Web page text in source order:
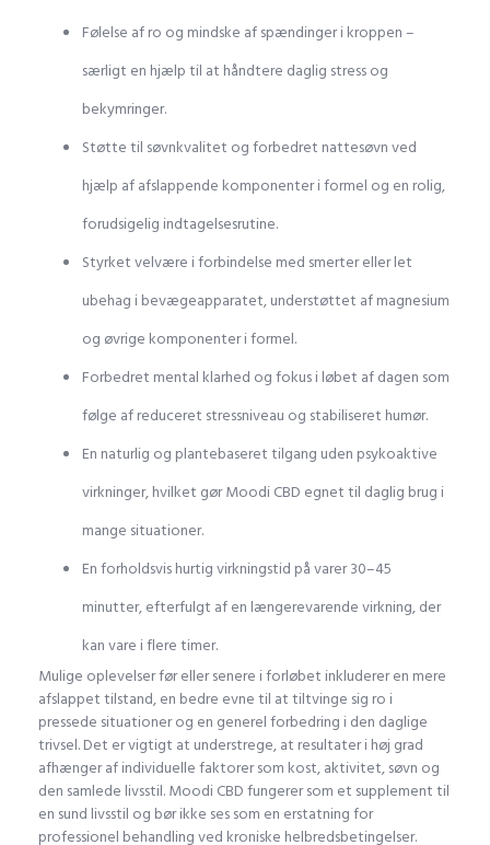
Følelse af ro og mindske af spændinger i kroppen –
særligt en hjælp til at håndtere daglig stress og
bekymringer.
Støtte til søvnkvalitet og forbedret nattesøvn ved
hjælp af afslappende komponenter i formel og en rolig,
forudsigelig indtagelsesrutine.
Styrket velvære i forbindelse med smerter eller let
ubehag i bevægeapparatet, understøttet af magnesium
og øvrige komponenter i formel.
Forbedret mental klarhed og fokus i løbet af dagen som
følge af reduceret stressniveau og stabiliseret humør.
En naturlig og plantebaseret tilgang uden psykoaktive
virkninger, hvilket gør Moodi CBD egnet til daglig brug i
mange situationer.
En forholdsvis hurtig virkningstid på varer 30–45
minutter, efterfulgt af en længerevarende virkning, der
kan vare i flere timer.
Mulige oplevelser før eller senere i forløbet inkluderer en mere
afslappet tilstand, en bedre evne til at tiltvinge sig ro i
pressede situationer og en generel forbedring i den daglige
trivsel. Det er vigtigt at understrege, at resultater i høj grad
afhænger af individuelle faktorer som kost, aktivitet, søvn og
den samlede livsstil. Moodi CBD fungerer som et supplement til
en sund livsstil og bør ikke ses som en erstatning for
professionel behandling ved kroniske helbredsbetingelser.